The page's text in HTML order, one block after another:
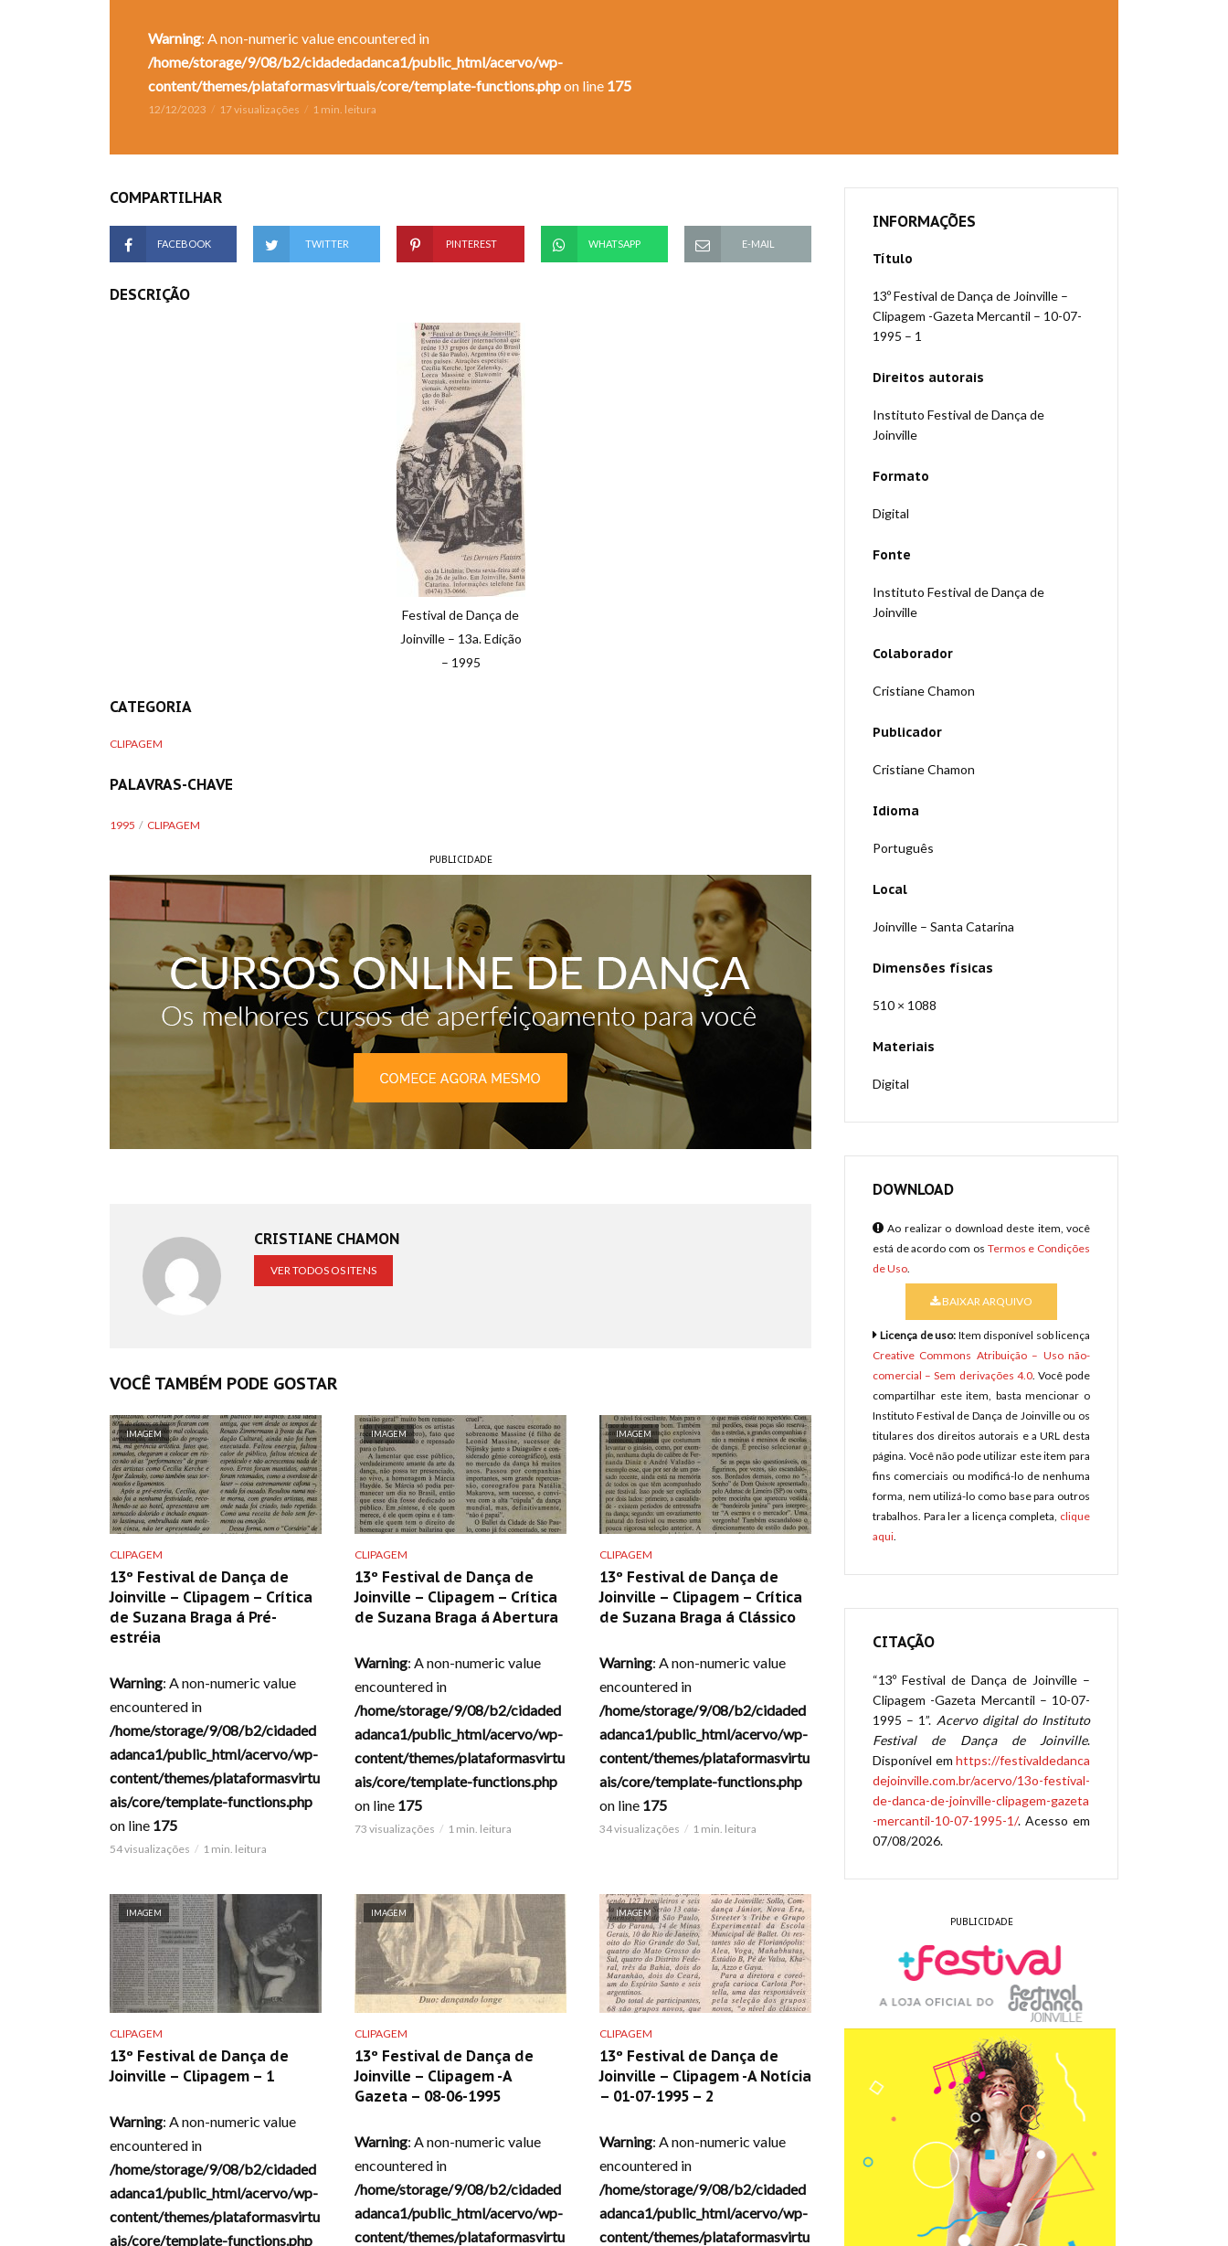
Warning: A non-numeric value encountered in
/home/storage/9/08/b2/cidadedadanca1/public_html/acervo/wp-
content/themes/plataformasvirtuais/core/template-functions.phpon line 175
12/12/2023 17 visualizações 1 min. leitura
COMPARTILHAR
FACEBOOK TWITTER PINTEREST WHATSAPP E-MAIL
DESCRIÇÃO
Festival de Dança de
Joinville – 13a. Edição
– 1995
CATEGORIA
CLIPAGEM
PALAVRAS-CHAVE
1995 CLIPAGEM
PUBLICIDADE
CRISTIANE CHAMON
VER TODOS OS ITENS
VOCÊ TAMBÉM PODE GOSTAR
IMAGEM
CLIPAGEM
13º Festival de Dança de
Joinville – Clipagem – Crítica
de Suzana Braga á Pré-
estréia
Warning: A non-numeric value
encountered in
/home/storage/9/08/b2/cidaded
adanca1/public_html/acervo/wp-
content/themes/plataformasvirtu
ais/core/template-functions.php
on line 175
54 visualizações 1 min. leitura
IMAGEM
CLIPAGEM
13º Festival de Dança de
Joinville – Clipagem – Crítica
de Suzana Braga á Abertura
Warning: A non-numeric value
encountered in
/home/storage/9/08/b2/cidaded
adanca1/public_html/acervo/wp-
content/themes/plataformasvirtu
ais/core/template-functions.php
on line 175
73 visualizações 1 min. leitura
IMAGEM
CLIPAGEM
13º Festival de Dança de
Joinville – Clipagem – Crítica
de Suzana Braga á Clássico
Warning: A non-numeric value
encountered in
/home/storage/9/08/b2/cidaded
adanca1/public_html/acervo/wp-
content/themes/plataformasvirtu
ais/core/template-functions.php
on line 175
34 visualizações 1 min. leitura
IMAGEM
CLIPAGEM
13º Festival de Dança de
Joinville – Clipagem – 1
Warning: A non-numeric value
encountered in
/home/storage/9/08/b2/cidaded
adanca1/public_html/acervo/wp-
content/themes/plataformasvirtu
ais/core/template-functions.php
IMAGEM
CLIPAGEM
13º Festival de Dança de
Joinville – Clipagem -A
Gazeta – 08-06-1995
Warning: A non-numeric value
encountered in
/home/storage/9/08/b2/cidaded
adanca1/public_html/acervo/wp-
content/themes/plataformasvirtu
IMAGEM
CLIPAGEM
13º Festival de Dança de
Joinville – Clipagem -A Notícia
– 01-07-1995 – 2
Warning: A non-numeric value
encountered in
/home/storage/9/08/b2/cidaded
adanca1/public_html/acervo/wp-
content/themes/plataformasvirtu
INFORMAÇÕES
Título
13º Festival de Dança de Joinville –
Clipagem -Gazeta Mercantil – 10-07-
1995 – 1
Direitos autorais
Instituto Festival de Dança de
Joinville
Formato
Digital
Fonte
Instituto Festival de Dança de
Joinville
Colaborador
Cristiane Chamon
Publicador
Cristiane Chamon
Idioma
Português
Local
Joinville – Santa Catarina
Dimensões físicas
510 × 1088
Materiais
Digital
DOWNLOAD
Ao realizar o download deste item, você
está de acordo com os Termos e Condições
de Uso.
BAIXAR ARQUIVO
Licença de uso: Item disponível sob licença
Creative Commons Atribuição – Uso não-
comercial – Sem derivações 4.0. Você pode
compartilhar este item, basta mencionar o
Instituto Festival de Dança de Joinville ou os
titulares dos direitos autorais e a URL desta
página. Você não pode utilizar este item para
fins comerciais ou modificá-lo de nenhuma
forma, nem utilizá-lo como base para outros
trabalhos. Para ler a licença completa, clique
aqui.
CITAÇÃO
“13º Festival de Dança de Joinville –
Clipagem -Gazeta Mercantil – 10-07-
1995 – 1”. Acervo digital do Instituto
Festival de Dança de Joinville.
Disponível em https://festivaldedanca
dejoinville.com.br/acervo/13o-festival-
de-danca-de-joinville-clipagem-gazeta
-mercantil-10-07-1995-1/. Acesso em
07/08/2026.
PUBLICIDADE